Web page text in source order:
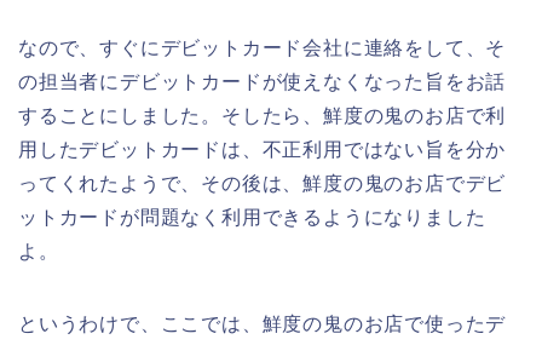
なので、すぐにデビットカード会社に連絡をして、そ
の担当者にデビットカードが使えなくなった旨をお話
することにしました。そしたら、鮮度の鬼のお店で利
用したデビットカードは、不正利用ではない旨を分か
ってくれたようで、その後は、鮮度の鬼のお店でデビ
ットカードが問題なく利用できるようになりました
よ。
というわけで、ここでは、鮮度の鬼のお店で使ったデ